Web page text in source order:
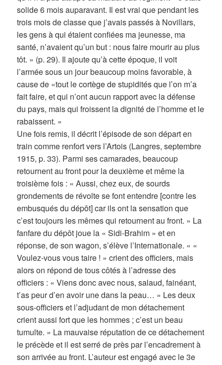
solide 6 mois auparavant. Il est vrai que pendant les
trois mois de classe que j’avais passés à Novillars,
les gens à qui étaient confiées ma jeunesse, ma
santé, n’avaient qu’un but : nous faire mourir au plus
tôt. » (p. 29). Il ajoute qu’à cette époque, il voit
l’armée sous un jour beaucoup moins favorable, à
cause de «tout le cortège de stupidités que l’on m’a
fait faire, et qui n’ont aucun rapport avec la défense
du pays, mais qui froissent la dignité de l’homme et le
rabaissent. »
Une fois remis, il décrit l’épisode de son départ en
train comme renfort vers l’Artois (Langres, septembre
1915, p. 33). Parmi ses camarades, beaucoup
retournent au front pour la deuxième et même la
troisième fois : « Aussi, chez eux, de sourds
grondements de révolte se font entendre [contre les
embusqués du dépôt] car ils ont la sensation que
c’est toujours les mêmes qui retournent au front. » La
fanfare du dépôt joue la « Sidi-Brahim » et en
réponse, de son wagon, s’élève l’Internationale. « «
Voulez-vous vous taire ! » crient des officiers, mais
alors on répond de tous côtés à l’adresse des
officiers : « Viens donc avec nous, salaud, fainéant,
t’as peur d’en avoir une dans la peau… » Les deux
sous-officiers et l’adjudant de mon détachement
crient aussi fort que les hommes ; c’est un beau
tumulte. » La mauvaise réputation de ce détachement
le précède et il est serré de près par l’encadrement à
son arrivée au front. L’auteur est engagé avec le 3e